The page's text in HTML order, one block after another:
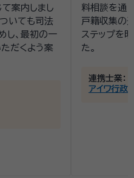
案内しまし
いても司法
し、最初の一
だくよう案
料相談を通
戸籍収集の
ステップを
た。
連携士業：
アイワ行政